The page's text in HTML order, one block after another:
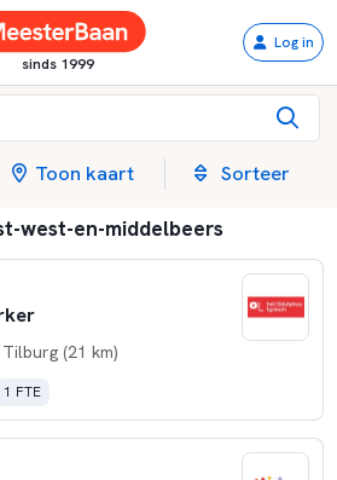
sinds 1999
Log in
Toon kaart Sorteer
west-en-middelbeers
(21 km)
1 FTE